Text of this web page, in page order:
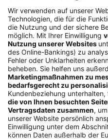
Interessant
Freundschaftswerbung
Schufa-Auskunft
Soziales Engagement
Nachhaltigkeit
ETF-Sparplanrechner
Beliebt